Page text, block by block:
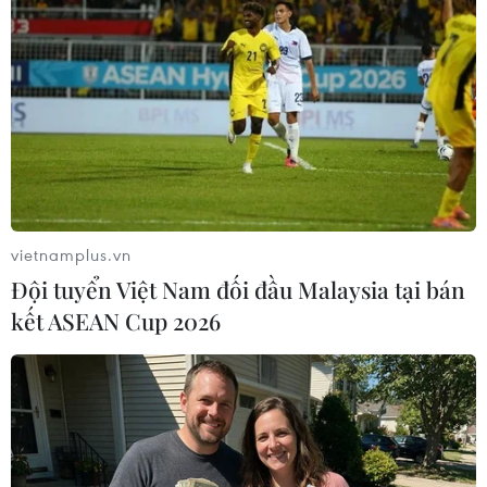
#Biên giới Mỹ #Người di cư
#Khủng hoảng nhân đạo
#An ninh quốc gia
#Donald Trump Mexico
Theo dõi VietnamPlus
TIN LIÊN QUAN
vietnamplus.vn
Đội tuyển Việt Nam đối đầu Malaysia tại bán
kết ASEAN Cup 2026